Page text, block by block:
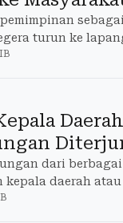
turun ke
dari
kepala daerah